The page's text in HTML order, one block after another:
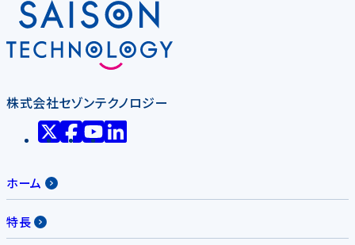
株式会社セゾンテクノロジー
ホーム
特長